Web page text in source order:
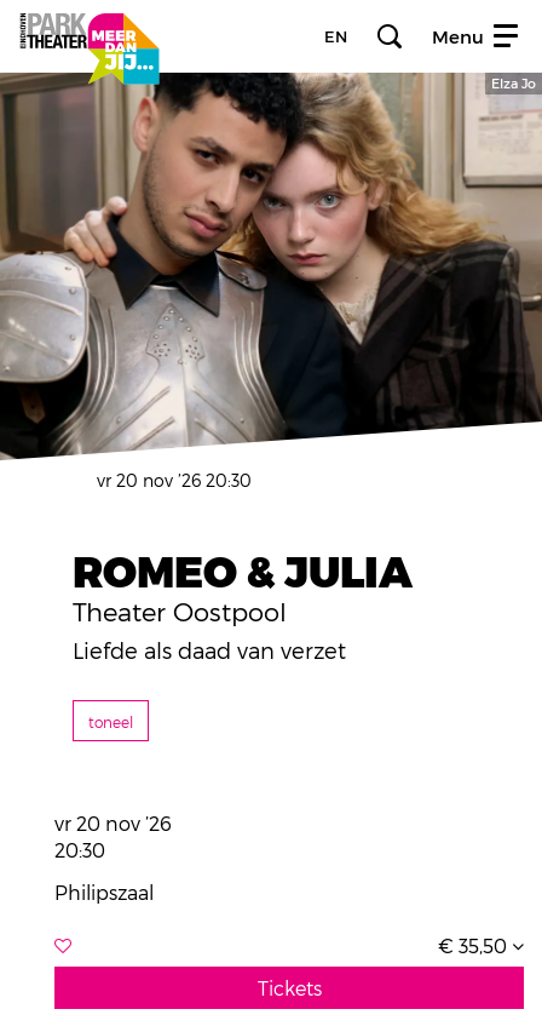
EN Menu
Elza Jo
ROMEO & JULIA
Theater Oostpool
vr 20 nov ’26 20:30
Liefde als daad van verzet
toneel
vr 20 nov ’26
20:30
Philipszaal
€ 35,50
Tickets